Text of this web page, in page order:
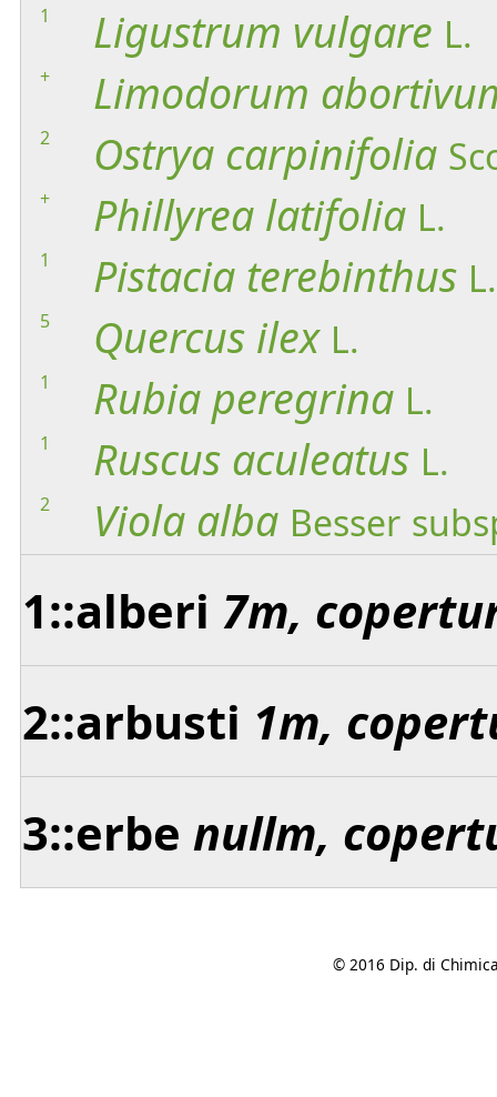
1 Ligustrum vulgare L.
+ Limodorum
2 Ostrya carpinifolia
+ Phillyrea latifolia L.
1 Pistacia terebinthus L.
5 Quercus ilex L.
1 Rubia peregrina L.
1 Ruscus aculeatus L.
2 Viola alba Besser
1::alberi 7m,
2::arbusti 1m,
3::erbe nullm,
© 2016 Dip. di